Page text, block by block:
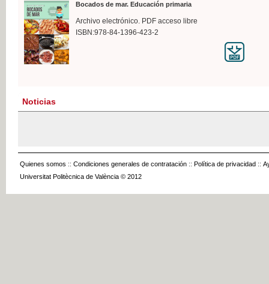
Bocados de mar. Educación primaria
Archivo electrónico. PDF acceso libre
ISBN:978-84-1396-423-2
Noticias
Quienes somos :: Condiciones generales de contratación :: Política de privacidad ::
Universitat Politècnica de València © 2012